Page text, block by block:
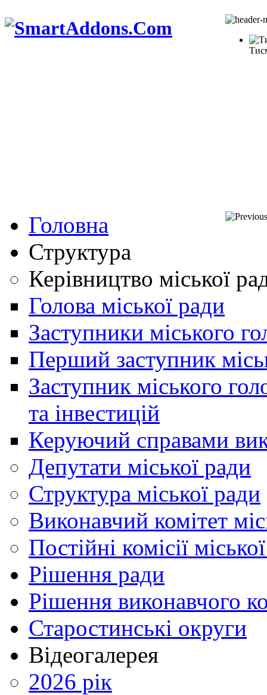
Головна
Структура
Керівництво міської
Голова міської ради
Заступники міського
Перший заступник
Заступник міського
та інвестицій
Керуючий справами
Депутати міської ради
Структура міської ради
Виконавчий комітет
Постійні комісії
Рішення ради
Рішення виконавчого
Старостинські округи
Відеогалерея
2026 рік